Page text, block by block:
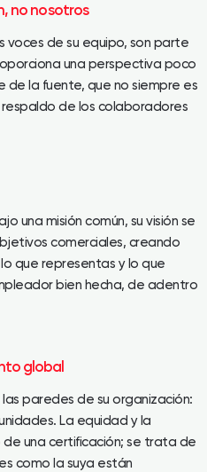
no nosotros
voces de su equipo, son parte
una perspectiva poco
de la fuente, que no siempre es
respaldo de los colaboradores
una misión común, su visión se
comerciales, creando
que representas y lo que
bien hecha, de adentro
global
paredes de su organización:
La equidad y la
una certificación; se trata de
como la suya están